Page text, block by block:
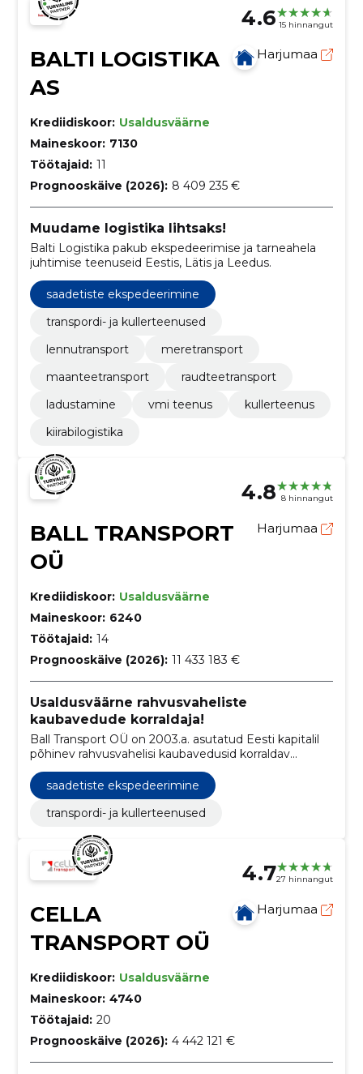
4.6 15 hinnangut
BALTI LOGISTIKA
AS
Harjumaa
Krediidiskoor: Usaldusväärne
Maineskoor: 7130
Töötajaid: 11
Prognooskäive (2026): 8 409 235 €
Muudame logistika lihtsaks!
Balti Logistika pakub ekspedeerimise ja tarneahela
juhtimise teenuseid Eestis, Lätis ja Leedus.
saadetiste ekspedeerimine
transpordi- ja kullerteenused
lennutransport
meretransport
maanteetransport
raudteetransport
ladustamine
vmi teenus
kullerteenus
kiirabilogistika
4.8 8 hinnangut
BALL TRANSPORT
OÜ
Harjumaa
Krediidiskoor: Usaldusväärne
Maineskoor: 6240
Töötajaid: 14
Prognooskäive (2026): 11 433 183 €
Usaldusväärne rahvusvaheliste
kaubavedude korraldaja!
Ball Transport OÜ on 2003.a. asutatud Eesti kapitalil
põhinev rahvusvahelisi kaubavedusid korraldav
ettevõte.
saadetiste ekspedeerimine
transpordi- ja kullerteenused
4.727 hinnangut
CELLA
TRANSPORT OÜ
Harjumaa
Krediidiskoor: Usaldusväärne
Maineskoor: 4740
Töötajaid: 20
Prognooskäive (2026): 4 442 121 €